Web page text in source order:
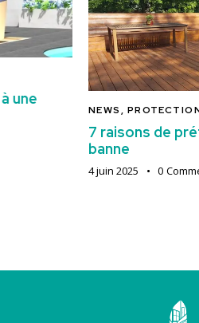
PROTECTION SOLAIRE
7 raisons de préférer une
Comments